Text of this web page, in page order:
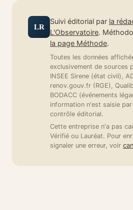
LR
Suivi éditorial par la
L'Observatoire.
la page Méthode.
Toutes les données
exclusivement de sources
INSEE Sirene (état civil),
renov.gouv.fr (RGE),
BODACC (événements
information n'est saisie
contrôle éditorial.
Cette entreprise n'a pas
Vérifié ou Lauréat. Pour
signaler une erreur, voir